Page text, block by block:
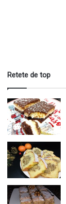
Retete de top